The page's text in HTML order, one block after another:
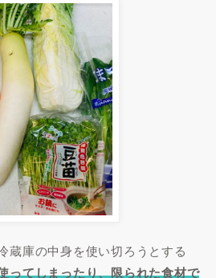
蔵庫の中身を使い切ろうとする
ってしまったり、限られた食材で